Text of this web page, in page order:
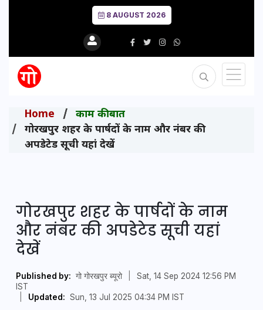
8 AUGUST 2026
Home
काम की बात
गोरखपुर शहर के पार्षदों के नाम और नंबर की
अपडेटेड सूची यहां देखें
गोरखपुर शहर के पार्षदों के नाम
और नंबर की अपडेटेड सूची यहां
देखें
Published by: गो गोरखपुर ब्यूरो
Sat, 14 Sep 2024 12:56 PM
IST
Updated: Sun, 13 Jul 2025 04:34 PM IST